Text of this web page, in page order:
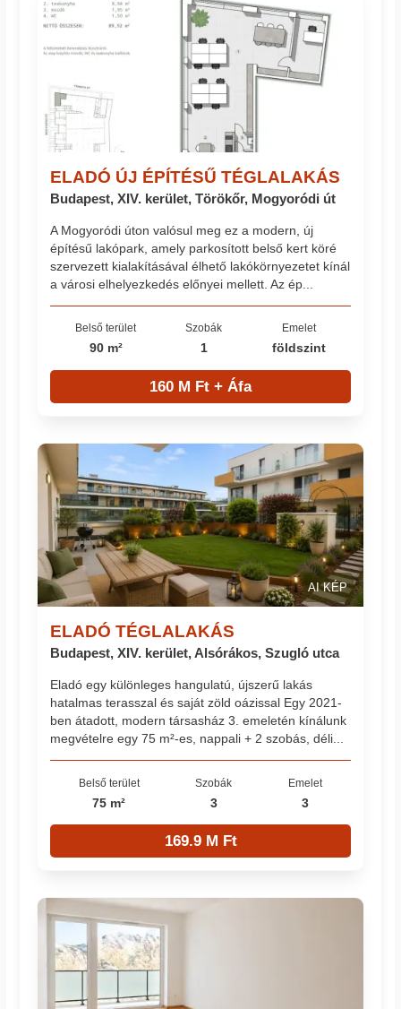
ELADÓ ÚJ ÉPÍTÉSŰ TÉGLALAKÁS
Budapest, XIV. kerület, Törökőr, Mogyoródi út
A Mogyoródi úton valósul meg ez a modern, új
építésű lakópark, amely parkosított belső kert köré
szervezett kialakításával élhető lakókörnyezetet kínál
a városi elhelyezkedés előnyei mellett. Az ép...
Belső terület
90 m²
Szobák
1
Emelet
földszint
160 M Ft + Áfa
AI KÉP
ELADÓ TÉGLALAKÁS
Budapest, XIV. kerület, Alsórákos, Szugló utca
Eladó egy különleges hangulatú, újszerű lakás
hatalmas terasszal és saját zöld oázissal Egy 2021-
ben átadott, modern társasház 3. emeletén kínálunk
megvételre egy 75 m²-es, nappali + 2 szobás, déli...
Belső terület
75 m²
Szobák
3
Emelet
3
169.9 M Ft